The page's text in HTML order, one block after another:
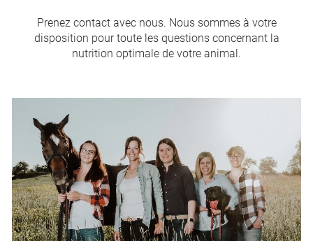
Prenez contact avec nous. Nous sommes à votre
disposition pour toute les questions concernant la
nutrition optimale de votre animal.